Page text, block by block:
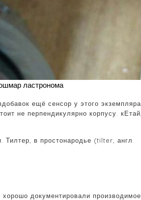
ластронома
ещё сенсор у этого экземпляра
не перпендикулярно корпусу. кЕтай,
Тилтер, в простонародье (tilter, англ.
документировали производимое.